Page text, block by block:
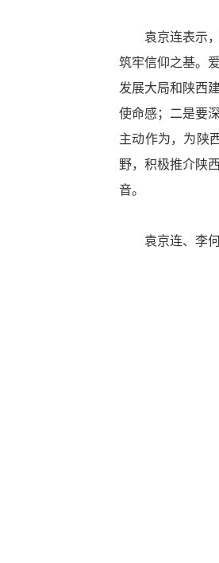
袁京连表示，
筑牢信仰之基。
发展大局和陕西
使命感；二是要
主动作为，为陕
野，积极推介陕
音。
袁京连、李何